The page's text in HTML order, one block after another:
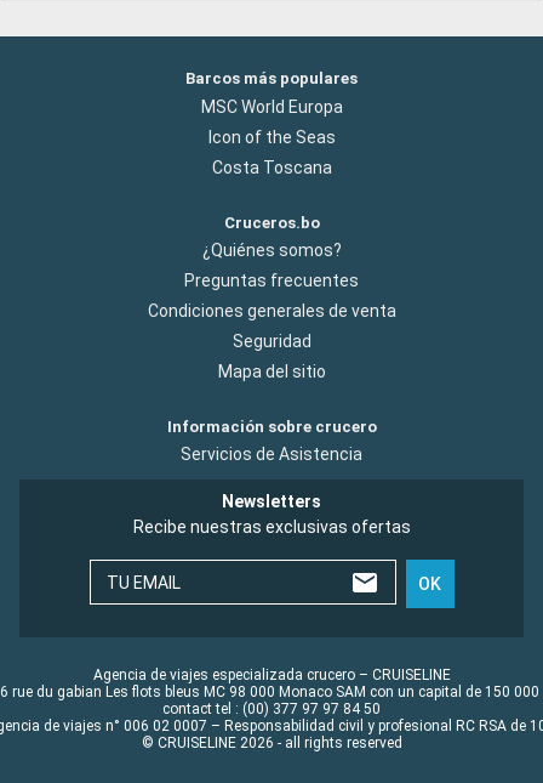
Barcos más populares
MSC World Europa
Icon of the Seas
Costa Toscana
Cruceros.bo
¿Quiénes somos?
Preguntas frecuentes
Condiciones generales de venta
Seguridad
Mapa del sitio
Información sobre crucero
Servicios de Asistencia
Newsletters
Recibe nuestras exclusivas ofertas
TU EMAIL OK
Agencia de viajes especializada crucero – CRUISELINE
rue du gabian Les flots bleus MC 98 000 Monaco SAM con un capital de 150 000
contact tel : (00) 377 97 97 84 50
de viajes n° 006 02 0007 – Responsabilidad civil y profesional RC RSA de
© CRUISELINE 2026 - all rights reserved